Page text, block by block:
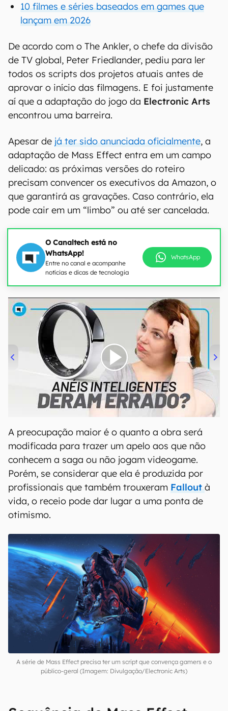
10 filmes e séries baseados em games que
lançam em 2026
De acordo com o The Ankler, o chefe da divisão
de TV global, Peter Friedlander, pediu para ler
todos os scripts dos projetos atuais antes de
aprovar o início das filmagens. E foi justamente
aí que a adaptação do jogo da Electronic Arts
encontrou uma barreira.
Apesar de já ter sido anunciada oficialmente, a
adaptação de Mass Effect entra em um campo
delicado: as próximas versões do roteiro
precisam convencer os executivos da Amazon, o
que garantirá as gravações. Caso contrário, ela
pode cair em um “limbo” ou até ser cancelada.
O Canaltech está no
WhatsApp!
Entre no canal e acompanhe
notícias e dicas de tecnologia
WhatsApp
00:00/21:11
A preocupação maior é o quanto a obra será
modificada para trazer um apelo aos que não
conhecem a saga ou não jogam videogame.
Porém, se considerar que ela é produzida por
profissionais que também trouxeram Fallout à
vida, o receio pode dar lugar a uma ponta de
otimismo.
A série de Mass Effect precisa ter um script que convença gamers e o
público-geral (Imagem: Divulgação/Electronic Arts)